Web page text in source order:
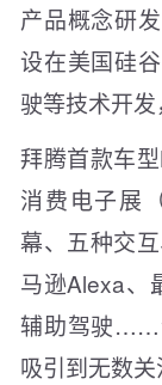
产品概念研
设在美国硅
驶等技术开发
拜腾首款车
消费电子展
幕、五种交
马逊Alexa、
辅助驾驶……
吸引到无数关